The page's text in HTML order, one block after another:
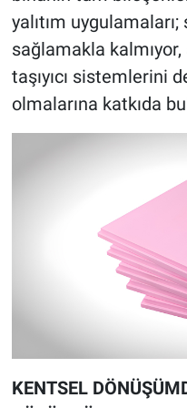
yalıtım
sağlamakla kalmıyor,
taşıyıcı sistemlerini
olmalarına katkıda
KENTSEL